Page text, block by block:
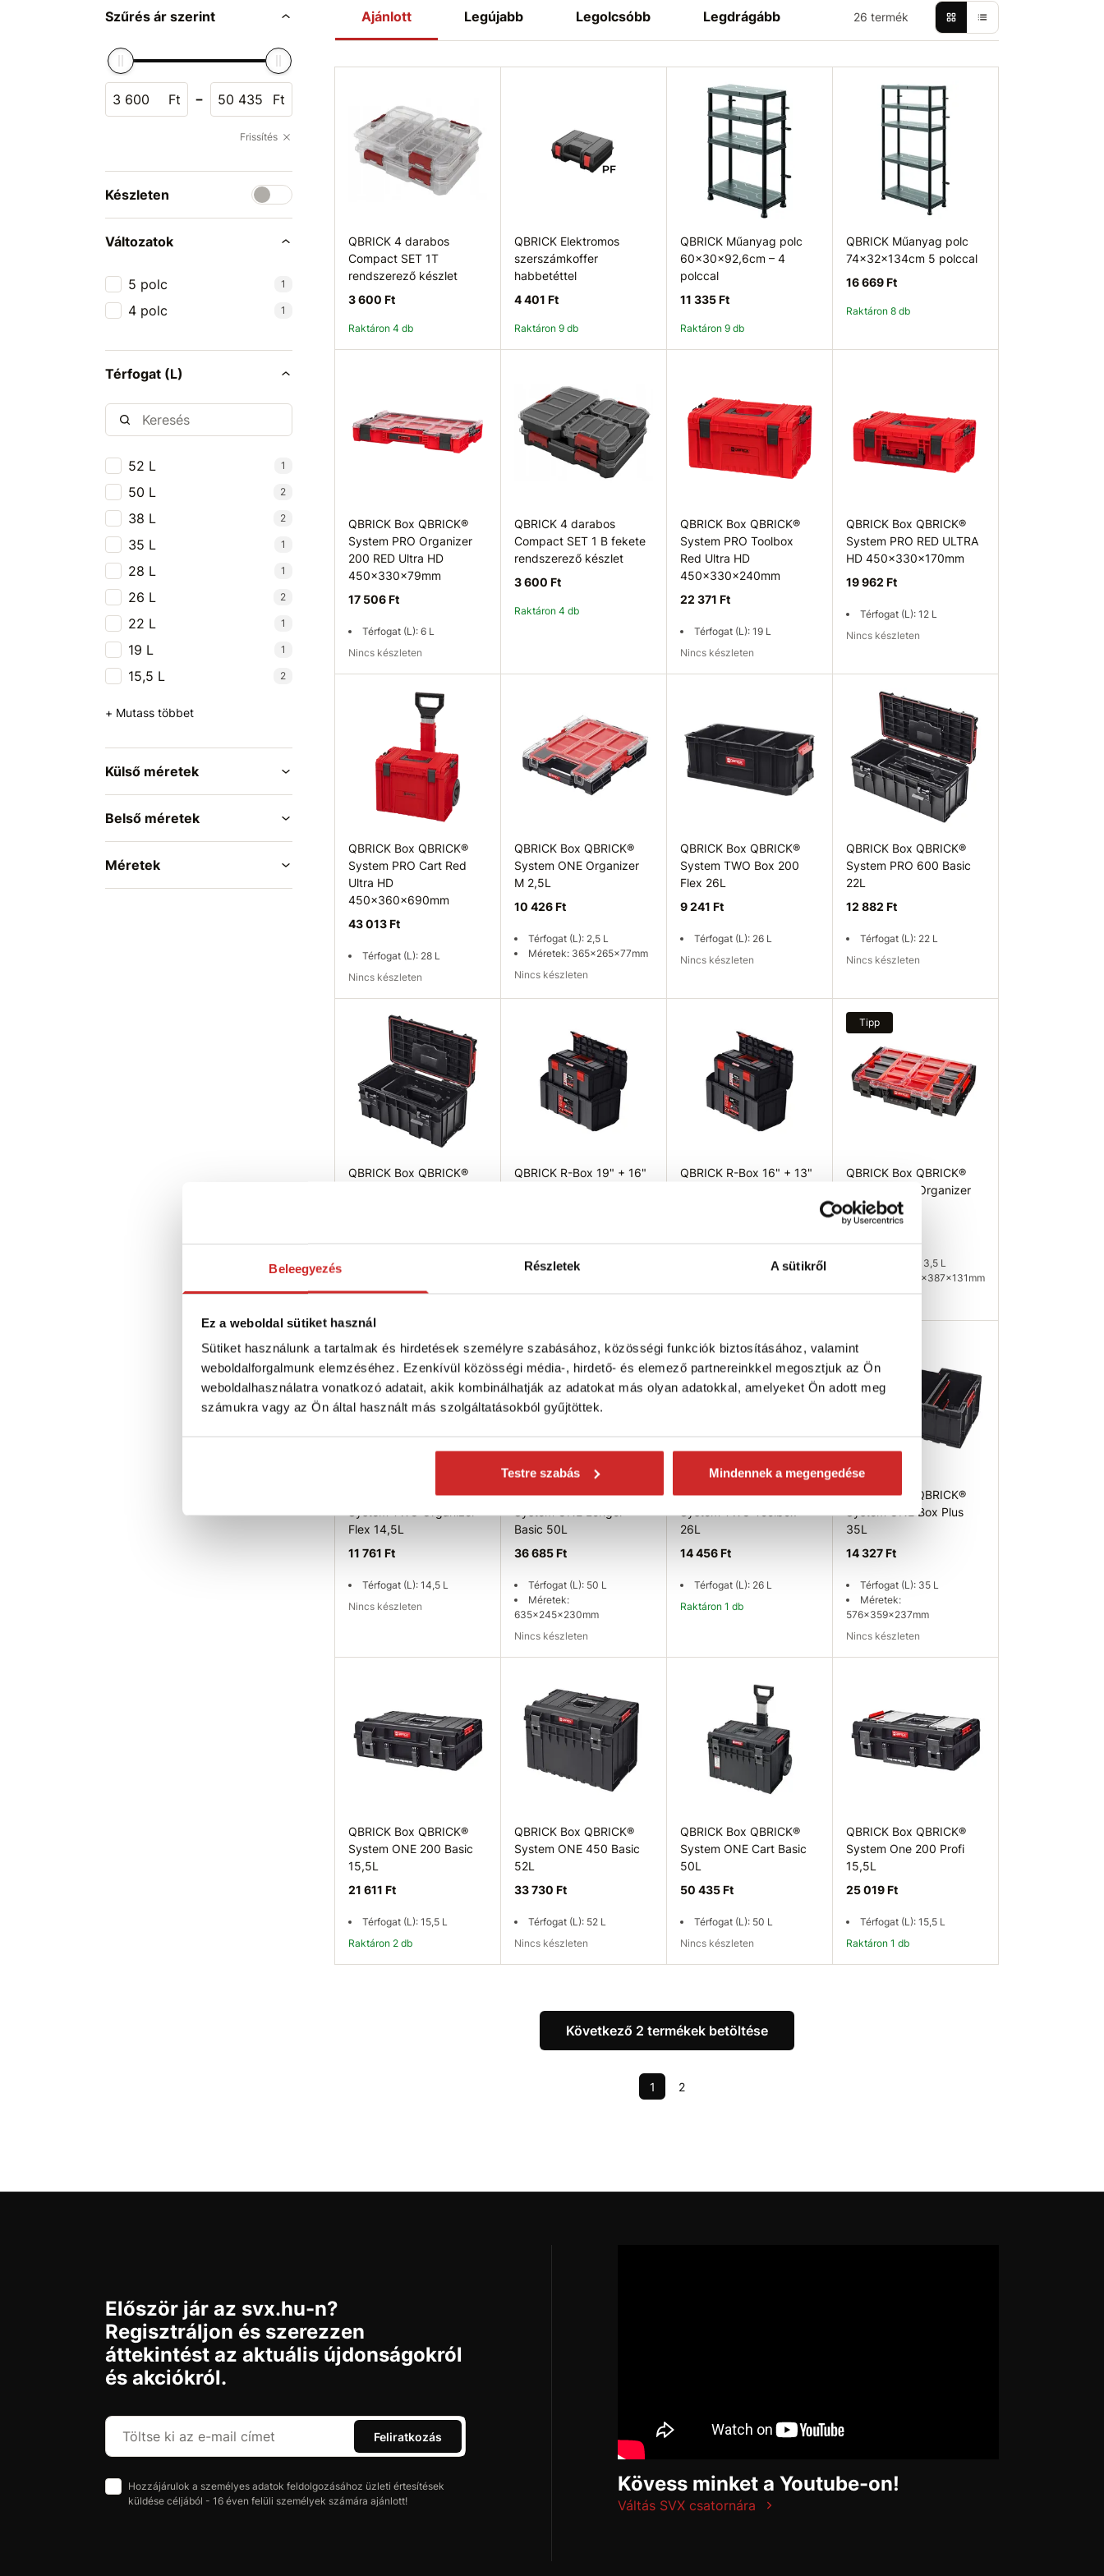
Beleegyezés Részletek A sütikről
Ez a weboldal sütiket használ
Sütiket használunk a tartalmak és hirdetések személyre szabásához, közösségi funkciók biztosításához, valamint
weboldalforgalmunk elemzéséhez. Ezenkívül közösségi média-, hirdető- és elemező partnereinkkel megosztjuk az Ön
weboldalhasználatra vonatkozó adatait, akik kombinálhatják az adatokat más olyan adatokkal, amelyeket Ön adott meg
számukra vagy az Ön által használt más szolgáltatásokból gyűjtöttek.
Testre szabás Mindennek a megengedése
Szűrés ár szerint
Ft - Ft
Frissítés
Készleten
Változatok
5 polc 1
4 polc 1
Térfogat (L)
52 L 1
50 L 2
38 L 2
35 L 1
28 L 1
26 L 2
22 L 1
19 L 1
15,5 L 2
+ Mutass többet
Külső méretek
Belső méretek
Méretek
Ajánlott Legújabb Legolcsóbb Legdrágább 26 termék
QBRICK 4 darabos
Compact SET 1T
rendszerező készlet
3 600 Ft
Raktáron 4 db
QBRICK Elektromos
szerszámkoffer
habbetéttel
4 401 Ft
Raktáron 9 db
QBRICK Műanyag polc
60×30x92,6cm – 4
polccal
11 335 Ft
Raktáron 9 db
QBRICK Műanyag polc
74×32x134cm 5 polccal
16 669 Ft
Raktáron 8 db
QBRICK Box QBRICK®
System PRO Organizer
200 RED Ultra HD
450x330x79mm
17 506 Ft
Térfogat (L): 6 L
Nincs készleten
Elérhetőség ellenőrzése
QBRICK 4 darabos
Compact SET 1 B fekete
rendszerező készlet
3 600 Ft
Raktáron 4 db
QBRICK Box QBRICK®
System PRO Toolbox
Red Ultra HD
450x330x240mm
22 371 Ft
Térfogat (L): 19 L
Nincs készleten
QBRICK Box QBRICK®
System PRO RED ULTRA
HD 450x330x170mm
19 962 Ft
Térfogat (L): 12 L
Nincs készleten
Elérhetőség ellenőrzése
QBRICK Box QBRICK®
System PRO Cart Red
Ultra HD
450x360x690mm
43 013 Ft
Térfogat (L): 28 L
Nincs készleten
Elérhetőség ellenőrzése
QBRICK Box QBRICK®
System ONE Organizer
M 2,5L
10 426 Ft
Térfogat (L): 2,5 L
Méretek: 365x265x77mm
Nincs készleten
QBRICK Box QBRICK®
System TWO Box 200
Flex 26L
9 241 Ft
Térfogat (L): 26 L
Nincs készleten
QBRICK Box QBRICK®
System PRO 600 Basic
22L
12 882 Ft
Térfogat (L): 22 L
Nincs készleten
Elérhetőség ellenőrzése
QBRICK Box QBRICK®
QBRICK R-Box 19" + 16"
Raktáron 10 db
QBRICK R-Box 16" + 13"
Tipp
QBRICK Box QBRICK®
System ONE Organizer
XL 13,5L
Térfogat (L): 13,5 L
Méretek: 582x387x131mm
QBRICK Box QBRICK®
Flex 14,5L
11 761 Ft
Térfogat (L): 14,5 L
Nincs készleten
QBRICK Box QBRICK®
Basic 50L
36 685 Ft
Térfogat (L): 50 L
Méretek:
635x245x230mm
Nincs készleten
QBRICK Box QBRICK®
26L
14 456 Ft
Térfogat (L): 26 L
Raktáron 1 db
QBRICK Box QBRICK®
System ONE Box Plus
35L
14 327 Ft
Térfogat (L): 35 L
Méretek:
576x359x237mm
Nincs készleten
QBRICK Box QBRICK®
System ONE 200 Basic
15,5L
21 611 Ft
Térfogat (L): 15,5 L
Raktáron 2 db
QBRICK Box QBRICK®
System ONE 450 Basic
52L
33 730 Ft
Térfogat (L): 52 L
Nincs készleten
QBRICK Box QBRICK®
System ONE Cart Basic
50L
50 435 Ft
Térfogat (L): 50 L
Nincs készleten
QBRICK Box QBRICK®
System One 200 Profi
15,5L
25 019 Ft
Térfogat (L): 15,5 L
Raktáron 1 db
Következő 2 termékek betöltése
1 2
Először jár az svx.hu-n?
Regisztráljon és szerezzen
áttekintést az aktuális újdonságokról
és akciókról.
Feliratkozás
Hozzájárulok a személyes adatok feldolgozásához üzleti értesítések
küldése céljából - 16 éven felüli személyek számára ajánlott!
Kövess minket a Youtube-on!
Váltás SVX csatornára